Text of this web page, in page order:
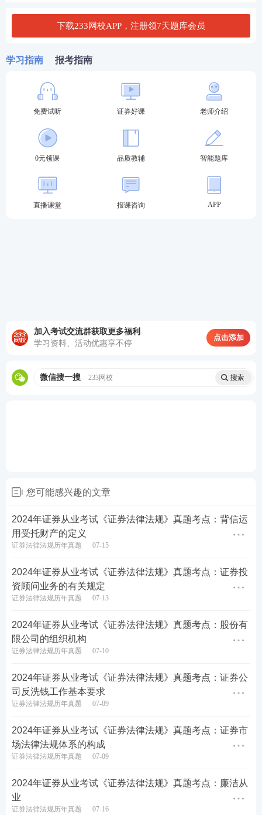
（6）具有其他严重情节的。
的认定及法律责任
【考点考法】2024年证券从业真题再现
王某在2020年3月因证券违法行为受到过行政处罚，2
022年9月其参与内幕交易获利10万元，其行为应予立
案追诉。()
A.正确
B.错误
】下载真题考点完整版、真题试题及答案解析
完整版！
答案
2024年证券从业考试中，我们从3月专场、6月统考
中，收集了考试网友反馈的考试试题，欢迎大家
【233网校金融考证类题库
人礼包
下载233网校APP，注册领7天题库会员
学习指南 报考指南
免费试听 证券好课 老师介绍
0元领课 品质教辅 智能题库
直播课堂 报课咨询 APP
加入考试交流群获取更多福利
学习资料、活动优惠享不停
点击添加
微信搜一搜 233网校
您可能感兴趣的文章
2024年证券从业考试《证券法律法规》真题考点：背信运
用受托财产的定义
证券法律法规历年真题 07-15
2024年证券从业考试《证券法律法规》真题考点：证券投
资顾问业务的有关规定
证券法律法规历年真题 07-13
2024年证券从业考试《证券法律法规》真题考点：股份有
限公司的组织机构
证券法律法规历年真题 07-10
2024年证券从业考试《证券法律法规》真题考点：证券公
司反洗钱工作基本要求
证券法律法规历年真题 07-09
2024年证券从业考试《证券法律法规》真题考点：证券市
场法律法规体系的构成
证券法律法规历年真题 07-09
2024年证券从业考试《证券法律法规》真题考点：廉洁从
业
证券法律法规历年真题 07-16